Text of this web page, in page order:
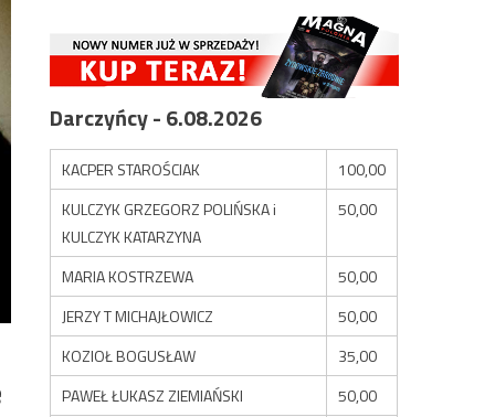
Darczyńcy - 6.08.2026
KACPER STAROŚCIAK
100,00
KULCZYK GRZEGORZ POLIŃSKA i
KULCZYK KATARZYNA
50,00
MARIA KOSTRZEWA
50,00
JERZY T MICHAJŁOWICZ
50,00
KOZIOŁ BOGUSŁAW
35,00
PAWEŁ ŁUKASZ ZIEMIAŃSKI
50,00